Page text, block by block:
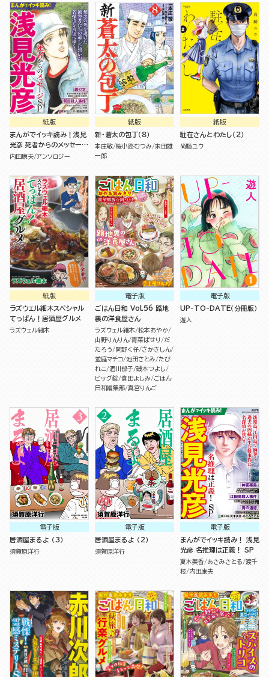
紙版
まんがでイッキ読み！浅見
光彦 死者からのメッセージ
SP
内田康夫 アンソロジー
紙版
新・蒼太の包丁（８）
本庄敬 桜小路むつみ 末田雄
一郎
紙版
駐在さんとわたし（２）
尚騎ユウ
紙版
ラズウェル細木スペシャル
てっぱん！居酒屋グルメ
ラズウェル細木
電子版
ごはん日和 Vol.56 路地
裏の洋食屋さん
ラズウェル細木 松本あやか
山野りんりん 青菜ぱせり
だ
たろう
岡野く仔 さかきしん
並庭マチコ 池田さとみ たび
れこ 酒川郁子 磯本つよし
ビッグ錠 倉田よしみ
ごはん
日和編集部 真宮りんご
電子版
UP-TO-DATE（分冊版）
遊人
電子版
居酒屋まるよ （3）
須賀原洋行
電子版
居酒屋まるよ （2）
須賀原洋行
電子版
まんがでイッキ読み！ 浅見
光彦 名推理は正義！ SP
夏木美香 あさみさとる 渡千
枝 内田康夫